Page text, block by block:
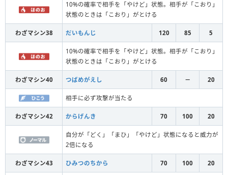
10%の確率で相手を「やけど」状態。相手が「こおり」
状態のときは「こおり」がとける
わざマシン38 だいもんじ 120 85 5
10%の確率で相手を「やけど」状態。相手が「こおり」
状態のときは「こおり」がとける
わざマシン40 つばめがえし 60 － 20
相手に必ず攻撃が当たる
わざマシン42 からげんき 70 100 20
自分が「どく」「まひ」「やけど」状態になると威力が
2倍になる
わざマシン43 ひみつのちから 70 100 20